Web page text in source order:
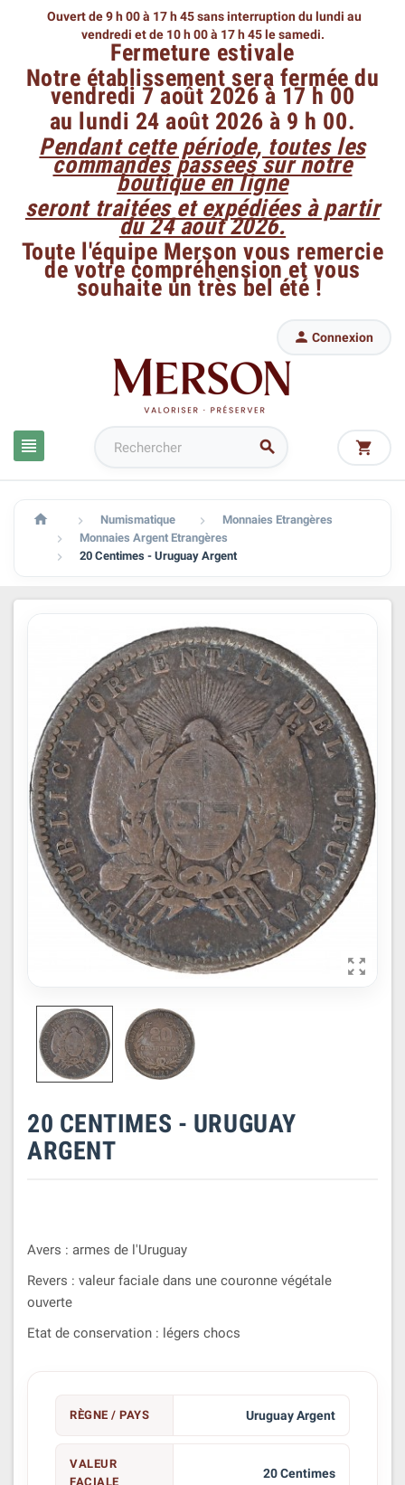
Ouvert de 9 h 00 à 17 h 45 sans interruption du lundi au
vendredi et de 10 h 00 à 17 h 45 le samedi.
Fermeture estivale
Notre établissement sera fermée du
vendredi 7 août 2026 à 17 h 00
au lundi 24 août 2026 à 9 h 00.
Pendant cette période, toutes les
commandes passées sur notre
boutique en ligne
seront traitées et expédiées à partir
du 24 août 2026.
Toute l'équipe Merson vous remercie
de votre compréhension et vous
souhaite un très bel été !
 
 Connexion

  Numismatique  Monnaies Etrangères
 Monnaies Argent Etrangères
 20 Centimes - Uruguay Argent

20 CENTIMES - URUGUAY
ARGENT
Avers : armes de l'Uruguay
Revers : valeur faciale dans une couronne végétale
ouverte
Etat de conservation : légers chocs
RÈGNE / PAYS Uruguay Argent
VALEUR
FACIALE
20 Centimes